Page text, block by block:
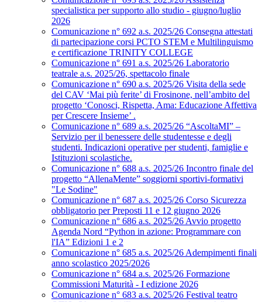
specialistica per supporto allo studio - giugno/luglio
2026
Comunicazione n° 692 a.s. 2025/26 Consegna attestati
di partecipazione corsi PCTO STEM e Multilinguismo
e certificazione TRINITY COLLEGE
Comunicazione n° 691 a.s. 2025/26 Laboratorio
teatrale a.s. 2025/26, spettacolo finale
Comunicazione n° 690 a.s. 2025/26 Visita della sede
del CAV ‘Mai più ferite’ di Frosinone, nell’ambito del
progetto ‘Conosci, Rispetta, Ama: Educazione Affettiva
per Crescere Insieme’ .
Comunicazione n° 689 a.s. 2025/26 “AscoltaMI” –
Servizio per il benessere delle studentesse e degli
studenti. Indicazioni operative per studenti, famiglie e
Istituzioni scolastiche.
Comunicazione n° 688 a.s. 2025/26 Incontro finale del
progetto “AllenaMente” soggiorni sportivi‑formativi
"Le Sodine"
Comunicazione n° 687 a.s. 2025/26 Corso Sicurezza
obbligatorio per Preposti 11 e 12 giugno 2026
Comunicazione n° 686 a.s. 2025/26 Avvio progetto
Agenda Nord “Python in azione: Programmare con
l'IA” Edizioni 1 e 2
Comunicazione n° 685 a.s. 2025/26 Adempimenti finali
anno scolastico 2025/2026
Comunicazione n° 684 a.s. 2025/26 Formazione
Commissioni Maturità - I edizione 2026
Comunicazione n° 683 a.s. 2025/26 Festival teatro